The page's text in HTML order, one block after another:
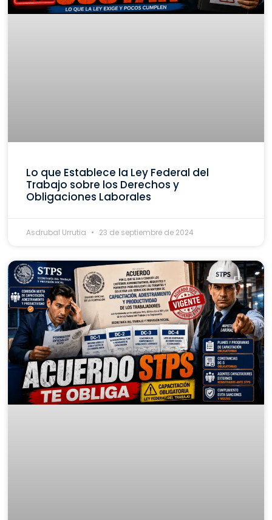
Lo que Establece la Ley Federal del
Trabajo sobre los Derechos y
Obligaciones Laborales
Asdrubal Urrutia 23 de septiembre de 2024